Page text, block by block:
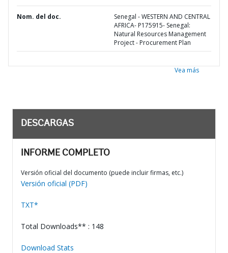
Nom. del doc.
Senegal - WESTERN AND CENTRAL
AFRICA- P175915- Senegal:
Natural Resources Management
Project - Procurement Plan
Vea más
DESCARGAS
INFORME COMPLETO
Versión oficial del documento (puede incluir firmas, etc.)
Versión oficial (PDF)
TXT*
Total Downloads** : 148
Download Stats